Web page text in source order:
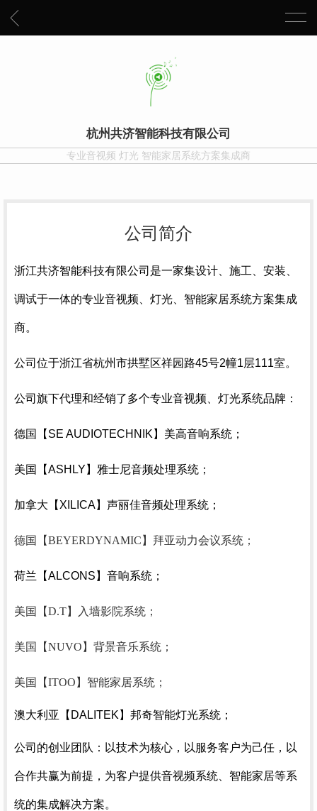
杭州共济智能科技有限公司
专业音视频 灯光 智能家居系统方案集成商
公司简介
浙江共济智能科技有限公司是一家集设计、施工、安装、
调试于一体的专业音视频、灯光、智能家居系统方案集成
商。
公司位于浙江省杭州市拱墅区祥园路45号2幢1层111室。
公司旗下代理和经销了多个专业音视频、灯光系统品牌：
德国【SE AUDIOTECHNIK】美高音响系统；
美国【ASHLY】雅士尼音频处理系统 ；
加拿大【XILICA】声丽佳音频处理系统；
德国【BEYERDYNAMIC】拜亚动力会议系统；
荷兰【ALCONS】音响系统；
美国【D.T】入墙影院系统；
美国【NUVO】背景音乐系统；
美国【ITOO】智能家居系统；
澳大利亚【DALITEK 】 邦奇智能灯光系统；
公司的创业团队：以技术为核心，以服务客户为己任，以
合作共赢为前提，为客户提供音视频系统、智能家居等系
统的集成解决方案。